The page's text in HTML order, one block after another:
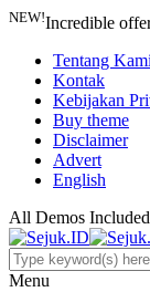
NEW!Incredible
Tentang Kami
Kontak
Kebijakan
Buy theme
Disclaimer
Advert
English
All Demos Included
Menu